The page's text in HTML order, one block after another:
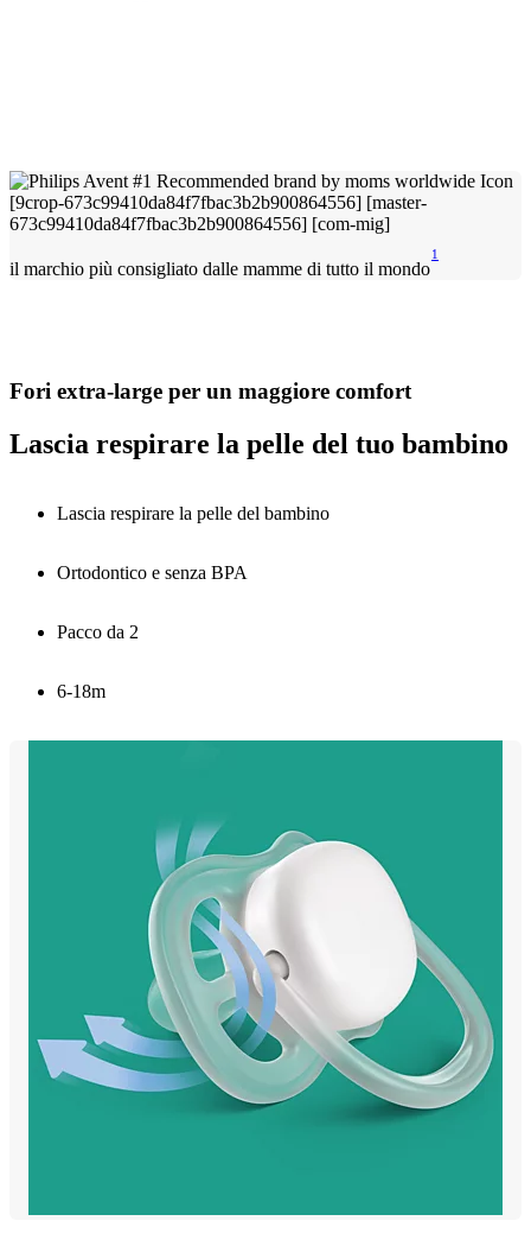
il marchio più consigliato dalle mamme di tutto il mondo
1
Fori extra-large per un maggiore comfort
Lascia respirare la pelle del tuo bambino
Lascia respirare la pelle del bambino
Ortodontico e senza BPA
Pacco da 2
6-18m